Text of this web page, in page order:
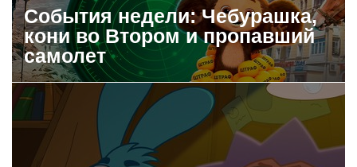
События недели: Чебурашка,
кони во Втором и пропавший
самолет